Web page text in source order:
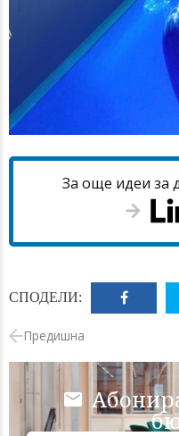
За още идеи за
СПОДЕЛИ:
Предишна